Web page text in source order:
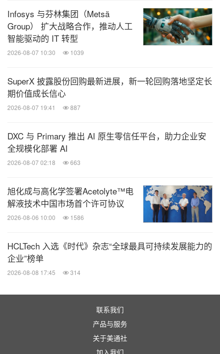
Infosys 与芬林集团（Metsä
Group） 扩大战略合作，推动人工
智能驱动的 IT 转型
2026-08-07 10:30 1039
SuperX 披露股份回购最新进展，新一轮回购落地坚定长
期价值成长信心
2026-08-07 19:41 887
DXC 与 Primary 推出 AI 原生零信任平台，助力企业安
全规模化部署 AI
2026-08-07 02:18 663
旭化成与高化学签署Acetolyte™电
解液技术中国市场首个许可协议
2026-08-06 10:00 1586
HCLTech 入选《时代》杂志“全球最具可持续发展能力的
企业”榜单
2026-08-08 17:45 314
联系我们
产品与服务
关于美通社